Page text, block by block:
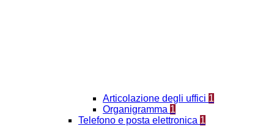
Articolazione degli uffici 1
Organigramma 1
Telefono e posta elettronica 1